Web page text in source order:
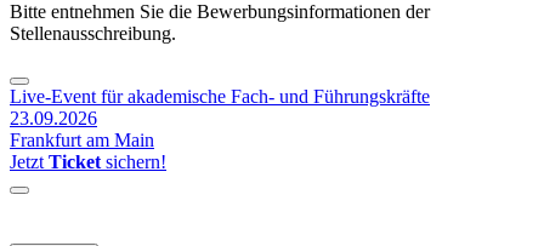
Bitte entnehmen Sie die Bewerbungsinformationen der
Stellenausschreibung.
Live-Event für akademische Fach- und Führungskräfte
23.09.2026
Frankfurt am Main
Jetzt Ticket sichern!